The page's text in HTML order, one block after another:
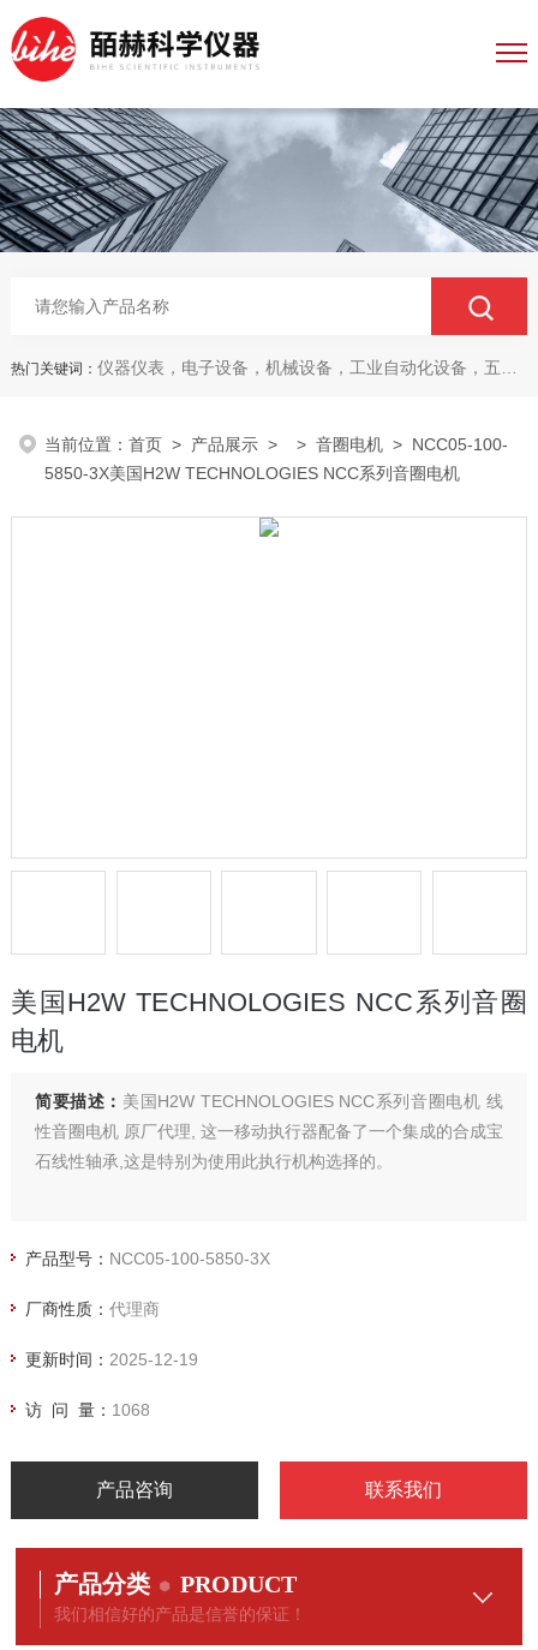
热门关键词： 仪器仪表，电子设备，机械设备，工业自动化设备，五金产品，电线电缆，金属材料，电子
当前位置：首页 > 产品展示 > >音圈电机 > NCC05-100-
5850-3X美国H2W TECHNOLOGIES NCC系列音圈电机
美国H2W TECHNOLOGIES NCC系列音圈
电机
简要描述： 美国H2W TECHNOLOGIES NCC系列音圈电机 线
性音圈电机 原厂代理, 这一移动执行器配备了一个集成的合成宝
石线性轴承,这是特别为使用此执行机构选择的。
产品型号： NCC05-100-5850-3X
厂商性质： 代理商
更新时间： 2025-12-19
访 问 量： 1068
产品咨询 联系我们
产品分类 PRODUCT
我们相信好的产品是信誉的保证！